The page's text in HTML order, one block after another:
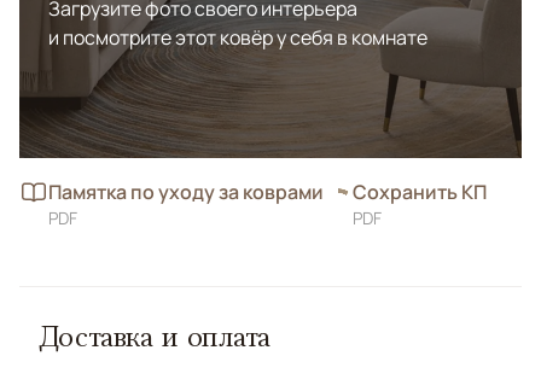
Загрузите фото своего интерьера
и посмотрите этот ковёр у себя в комнате
Памятка по уходу за коврами
PDF
Сохранить КП
PDF
Доставка и оплата